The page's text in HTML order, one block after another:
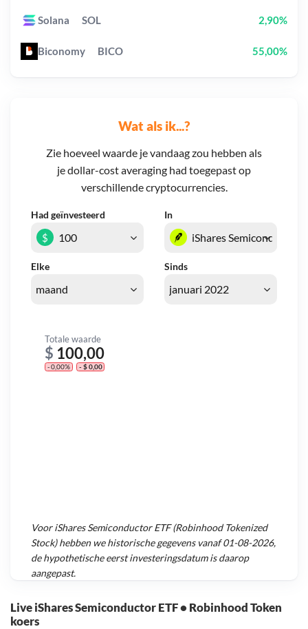
Live iShares Semiconductor ETF • Robinhood Token
koers
Wat als ik...?
Zie hoeveel waarde je vandaag zou hebben als
je dollar-cost averaging had toegepast op
verschillende cryptocurrencies.
Had geïnvesteerd In
Elke Sinds
$
Totale waarde
$ 100,00
- 0,00% - $ 0,00
VooriShares Semiconductor ETF (Robinhood Tokenized
Stock)hebben we historische gegevens vanaf01-08-2026,
de hypothetische eerst investeringsdatum is daarop
aangepast.
Solana SOL 2,90%
Biconomy BICO 55,00%